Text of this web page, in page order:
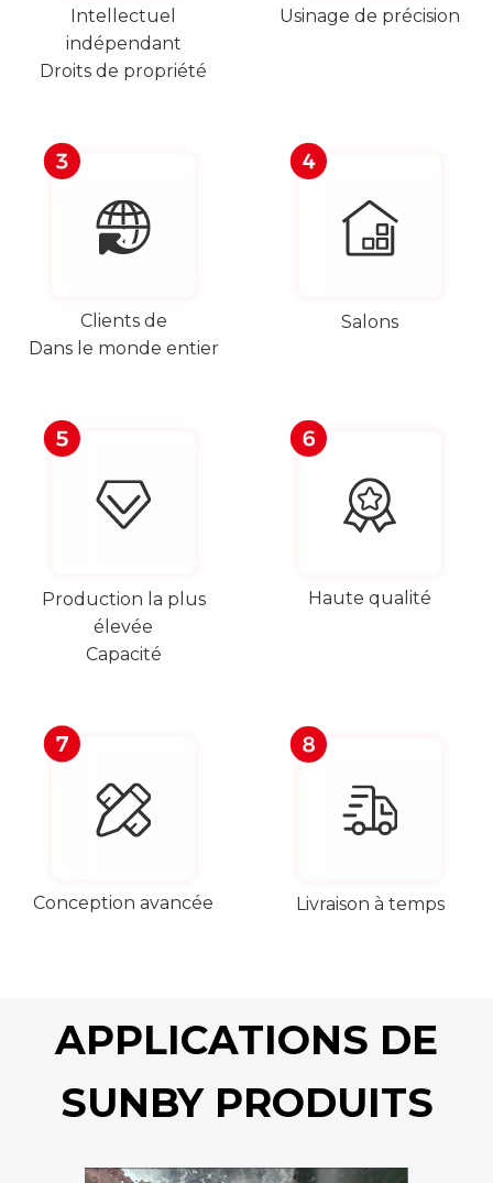
Intellectuel
indépendant
Droits de propriété
Usinage de précision
Clients de
Dans le monde entier
Salons
Production la plus
élevée
Capacité
Haute qualité
Conception avancée Livraison à temps
APPLICATIONS DE
SUNBY PRODUITS